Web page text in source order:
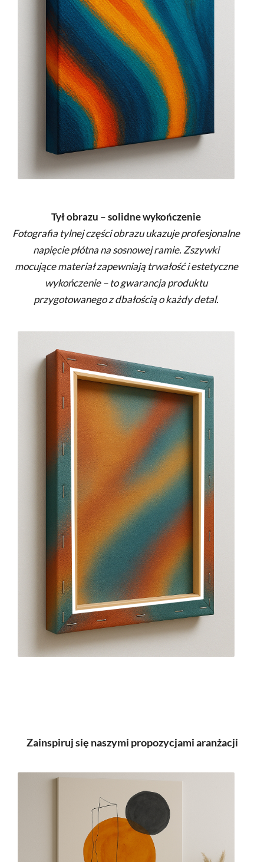
Tył obrazu – solidne wykończenie
Fotografia tylnej części obrazu ukazuje profesjonalne
napięcie płótna na sosnowej ramie. Zszywki
mocujące materiał zapewniają trwałość i estetyczne
wykończenie – to gwarancja produktu
przygotowanego z dbałością o każdy detal.
Zainspiruj się naszymi propozycjami aranżacji